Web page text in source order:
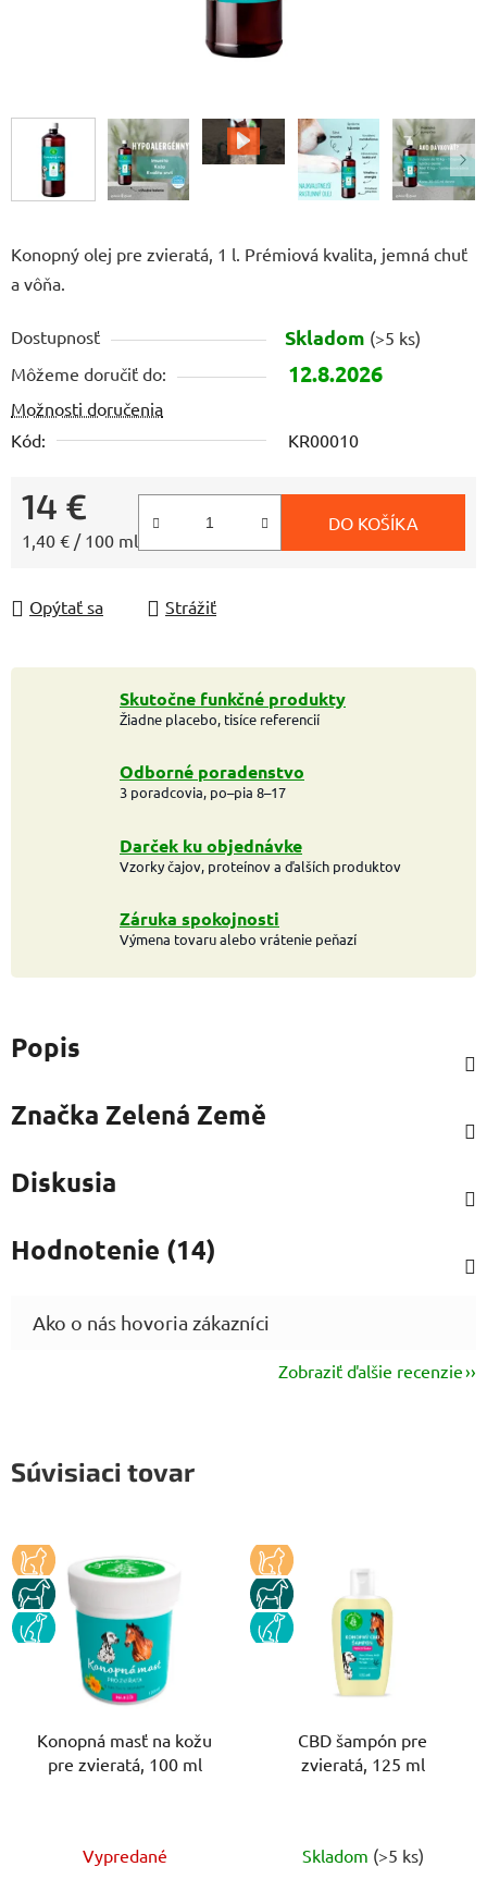
Konopný olej pre zvieratá, 1 l. Prémiová kvalita, jemná chuť
a vôňa.
Dostupnosť Skladom (>5 ks)
Môžeme doručiť do:
12.8.2026
Možnosti doručenia
Kód:
KR00010
14 €
Jednotková cena:
1,40 € / 100 ml
DO KOŠÍKA
Opýtať sa Strážiť
Skutočne funkčné produkty
Žiadne placebo, tisíce referencií
Odborné poradenstvo
3 poradcovia, po–pia 8–17
Darček ku objednávke
Vzorky čajov, proteínov a ďalších produktov
Záruka spokojnosti
Výmena tovaru alebo vrátenie peňazí
Popis
Značka Zelená Země
Diskusia
Hodnotenie (14)
Zobraziť ďalšie recenzie
Súvisiaci tovar
KOCKA
KUN
PES
Konopná masť na kožu
pre zvieratá, 100 ml
hodnotenie
Vypredané
KOCKA
KUN
PES
CBD šampón pre
zvieratá, 125 ml
hodnotenie
Skladom (>5 ks)